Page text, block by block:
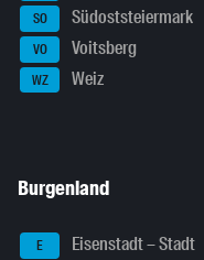
SO Südoststeiermark
VO Voitsberg
WZ Weiz
Burgenland
E Eisenstadt – Stadt